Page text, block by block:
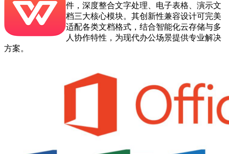
件，深度整合文字处理、电子表格、演示文
档三大核心模块。其创新性兼容设计可完美
适配各类文档格式，结合智能化云存储与多
人协作特性，为现代办公场景提供专业解决
方案。